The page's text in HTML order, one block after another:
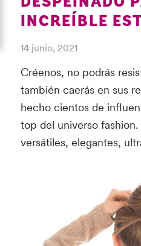
INCREÍBLE
Créenos, no podrás
también caerás en sus
hecho cientos de
top del universo
versátiles, elegantes,
14 junio, 2021